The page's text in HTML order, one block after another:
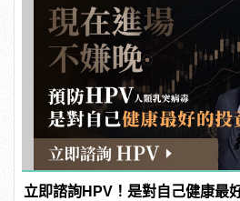
立即諮詢HPV！是對自己健康最